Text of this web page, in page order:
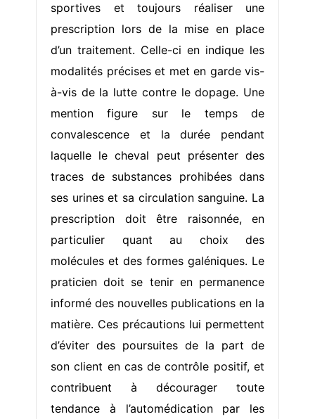
sportives et toujours réaliser une
prescription lors de la mise en place
d’un traitement. Celle-ci en indique les
modalités précises et met en garde vis-
à-vis de la lutte contre le dopage. Une
mention figure sur le temps de
convalescence et la durée pendant
laquelle le cheval peut présenter des
traces de substances prohibées dans
ses urines et sa circulation sanguine. La
prescription doit être raisonnée, en
particulier quant au choix des
molécules et des formes galéniques. Le
praticien doit se tenir en permanence
informé des nouvelles publications en la
matière. Ces précautions lui permettent
d’éviter des poursuites de la part de
son client en cas de contrôle positif, et
contribuent à décourager toute
tendance à l’automédication par les